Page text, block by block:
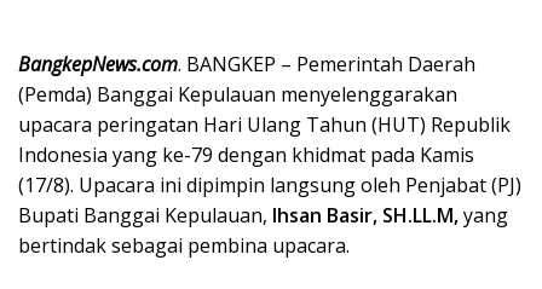
BangkepNews.com. BANGKEP – Pemerintah Daerah
(Pemda) Banggai Kepulauan menyelenggarakan
upacara peringatan Hari Ulang Tahun (HUT) Republik
Indonesia yang ke-79 dengan khidmat pada Kamis
(17/8). Upacara ini dipimpin langsung oleh Penjabat (PJ)
Bupati Banggai Kepulauan, Ihsan Basir, SH.LL.M,yang
bertindak sebagai pembina upacara.